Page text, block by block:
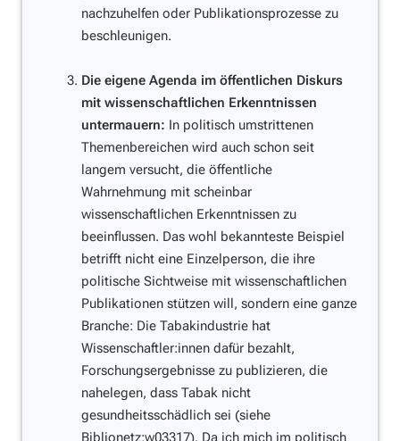
nachzuhelfen oder Publikationsprozesse zu
beschleunigen.
Die eigene Agenda im öffentlichen Diskurs
mit wissenschaftlichen Erkenntnissen
untermauern: In politisch umstrittenen
Themenbereichen wird auch schon seit
langem versucht, die öffentliche
Wahrnehmung mit scheinbar
wissenschaftlichen Erkenntnissen zu
beeinflussen. Das wohl bekannteste Beispiel
betrifft nicht eine Einzelperson, die ihre
politische Sichtweise mit wissenschaftlichen
Publikationen stützen will, sondern eine ganze
Branche: Die Tabakindustrie hat
Wissenschaftler:innen dafür bezahlt,
Forschungsergebnisse zu publizieren, die
nahelegen, dass Tabak nicht
gesundheitsschädlich sei (siehe
Biblionetz:w03317). Da ich mich im politisch